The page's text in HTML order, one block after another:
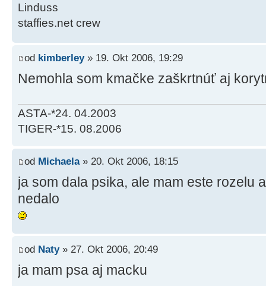
Linduss
staffies.net crew
od kimberley» 19. Okt 2006, 19:29
Nemohla som kmačke zaškrtnúť aj
ASTA-*24. 04.2003
TIGER-*15. 08.2006
od Michaela» 20. Okt 2006, 18:15
ja som dala psika, ale mam este rozelu
nedalo
od Naty» 27. Okt 2006, 20:49
ja mam psa aj macku